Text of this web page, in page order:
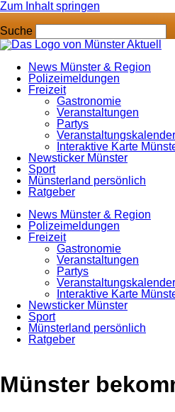
Zum Inhalt springen
Suche
News Münster & Region
Polizeimeldungen
Freizeit
Gastronomie
Veranstaltungen
Partys
Veranstaltungskalender
Interaktive Karte
Newsticker Münster
Sport
Münsterland persönlich
Ratgeber
News Münster & Region
Polizeimeldungen
Freizeit
Gastronomie
Veranstaltungen
Partys
Veranstaltungskalender
Interaktive Karte
Newsticker Münster
Sport
Münsterland persönlich
Ratgeber
Anzeige
Münster